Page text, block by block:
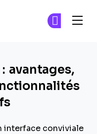
avantages,
interface conviviale